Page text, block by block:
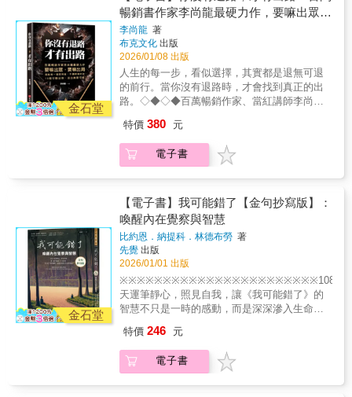
足三十公尺才抓住一根藤蔓。你無比絕望地大
喊：「救命啊，上面有人嗎？」這時候，你聽
到一個聲音：「我是上帝，你放手吧，放手就
得救了。」你會放手嗎？還是繼續喊救命？2.
在你的葬禮上，你最希望聽到朋友們議論你什
麼？*本書為改版書，原書名《裝睡的人叫不
醒，再不清醒窮死你》
獲得該有的溫暖，但有些東西是永遠等不到
的。■ 哭是最好的慰藉────如果不知道痛苦何
時可以遠離，那就哭吧。只要搞懂這個世界不
會陪你一起落淚，天還是藍的，樹依然鮮綠。
▊ 睽違三年，以人生前輩之姿給予最誠懇的建
議有時到了這個年紀，要的不是解法，而是抒
發，艾莉整理了自己的過往、歷經他人的故
以同理之心陪伴每個正在面臨難關的你。放
棄，是改變的選項之一；成功，也沒有唯一的
樣板，只要不停止相信自己，每個當下都是最
生才能讓人如此欣喜，生命中的遇見，都是天
地間的處心積慮……【書封設計花絮】■ 用
意：由知名書封設計師Dinner Illustration所繪
製，女孩的仰頭、輕飄髮絲，代表著對於自己
的肯定，是一定要喜歡自己的堅決，不論面對
什麼難題，都能昂首闊步。而銀杏葉的黃，則
是對未來依舊抱持著希望的黃光，因為女孩而
更加閃爍。■ 加工：特地在銀杏葉上珍珠箔，
圓潤的珍珠光澤，閃閃發亮。這次挑戰捨棄書
腰，讓讀者可以直面書封插畫所帶來的溫暖，
◇◆◇◆寫給所有迷茫中的你。◇◆◇◆如果
你總是在努力和懶惰之間掙扎，迷茫和焦慮之
中徘徊，這本書正是為你而寫！它不是空洞勵
志的雞湯，也不是高高在上的大道理；它是系
統的成長方法、行動的具體策略，是真正讓一
個人突破困局、走出迷茫的實用指南。
◇◆◇◆本書特色──✔ 打破迷茫困局這不是
「努力就會有結果」的簡單雞湯，而是一步一
步教你掌握人生方向與自我精進的方法。從如
出真正可行的行動策略。 ***✔ 重塑自我 × 提
升認知效率面對資訊爆炸的時代，注意力是新
資本。作者教你如何訓練注意力、搭建系統化
續進步的自我。 ***✔ 提升EQ × 社交高手實
作技巧成為讓人舒服的人，比一堆條件更有價
值。懂得與異性、父母、同事溝通、建立人
脈，才能在複雜的人際關係中立於不敗。 **書
店✔ 自律 × 真正的自由自律不是約束，而是
能讓你擁有更多選擇權的途徑。放棄拖延、拒
絕耍廢，是通往更好人生的必經之
道。 ◇◆◇◆為什麼一翻開這本書，你就停不
路太多而停滯不前。你每天忙忙碌碌，卻不知
道成長為何。你焦慮、迷茫、缺乏方向，而這
本書給你的不是答案，而是方法。 ◇◆◇◆這
本書獻給──🎯 正在摸索人生方向的大學生🎯
想提升自我、卻總是拖延的每個人🎯 遇到社交
金石堂
暢銷書作家李尚龍最硬力作，要嘛出眾，
要嘛出局，寫個每一個想突破，不願將就
的你。15個行動法則，活出無限可能！
李尚龍 著
布克文化 出版
2026/01/08 出版
人生的每一步，看似選擇，其實都是退無可退
的前行。當你沒有退路時，才會找到真正的出
路。◇◆◇◆百萬暢銷作家、當紅講師李尚
多年教學與職涯輔導經驗，從時間管理、溝通
技巧、跨界學習、自律心法，到認知升級、職
場定位、人際經營，全方位解答年輕世代在學
起，願意前行，就能活出屬於自己的版本。
◇◆◇◆寫給所有迷茫中的你。◇◆◇◆如果
你總是在努力和懶惰之間掙扎，迷茫和焦慮之
中徘徊，這本書正是為你而寫！它不是空洞勵
志的雞湯，也不是高高在上的大道理；它是系
統的成長方法、行動的具體策略，是真正讓一
個人突破困局、走出迷茫的實用指南。
◇◆◇◆本書特色──✔ 打破迷茫困局這不是
「努力就會有結果」的簡單雞湯，而是一步一
步教你掌握人生方向與自我精進的方法。從如
出真正可行的行動策略。 ***✔ 重塑自我 × 提
升認知效率面對資訊爆炸的時代，注意力是新
資本。作者教你如何訓練注意力、搭建系統化
特價 380 元
電子書
金石堂
【電子書】我可能錯了【金句抄寫版】：
喚醒內在覺察與智慧
比約恩．納提科．林德布勞 著
先覺 出版
2026/01/01 出版
※※※※※※※※※※※※※※※※※※※※※※※108
天運筆靜心，照見自我，讓《我可能錯了》的
智慧不只是一時的感動，而是深深滲入生命的
可能錯了》一出版就造成轟動！ ‧全球銷量破百
萬冊！‧各大書店2024年度暢銷總冠軍‧橫掃瑞
特價 246 元
電子書